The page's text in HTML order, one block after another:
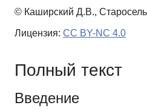
© Каширский Д.В.,
Лицензия: CC BY-NC 4.0
Полный текст
Введение